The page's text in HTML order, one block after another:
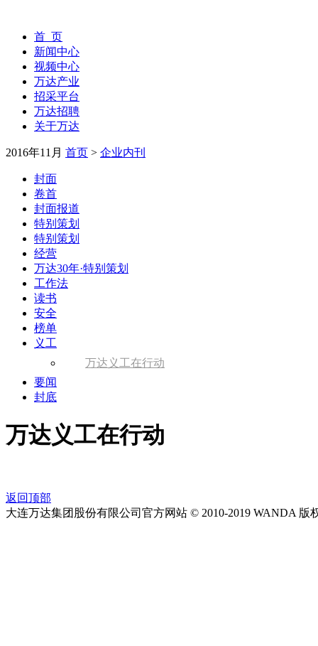
首 页
新闻中心
视频中心
万达产业
招采平台
万达招聘
关于万达
2016年11月 首页 > 企业内刊
封面
卷首
封面报道
特别策划
特别策划
经营
万达30年·特别策划
工作法
读书
安全
榜单
义工
万达义工在行动
要闻
封底
万达义工在行动
返回顶部
大连万达集团股份有限公司官方网站 © 2010-2019 WANDA 版